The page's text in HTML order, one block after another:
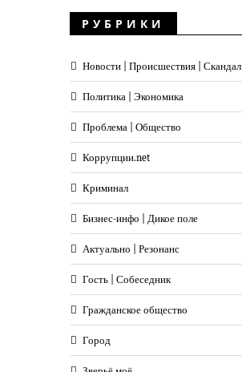
РУБРИКИ
Новости | Происшествия | Скандал
Политика | Экономика
Проблема | Общество
Коррупции.net
Криминал
Бизнес-инфо | Дикое поле
Актуально | Резонанс
Гость | Собеседник
Гражданское общество
Город